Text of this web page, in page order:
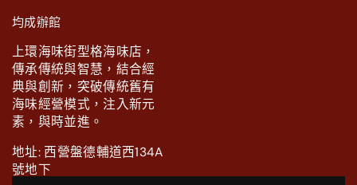
均成辦館
上環海味街型格海味店，
傳承傳統與智慧，結合經
典與創新，突破傳統舊有
海味經營模式，注入新元
素，與時並進。
地址: 西營盤德輔道西134A
號地下